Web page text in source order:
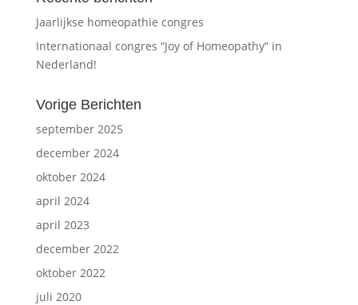
Jaarlijkse homeopathie congres
Internationaal congres “Joy of Homeopathy” in
Nederland!
Vorige Berichten
september 2025
december 2024
oktober 2024
april 2024
april 2023
december 2022
oktober 2022
juli 2020